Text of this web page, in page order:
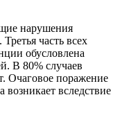
нарушения
часть всех
обусловлена
В 80% случаев
Очаговое поражение
возникает вследствие